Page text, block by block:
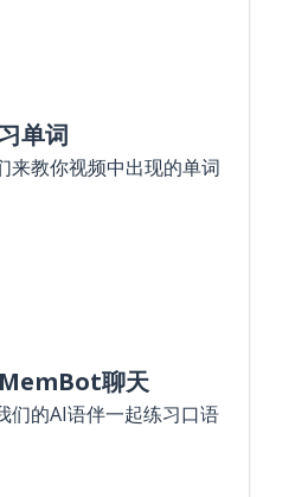
单词
来教你视频中出现的单词
聊天
们的AI语伴一起练习口语